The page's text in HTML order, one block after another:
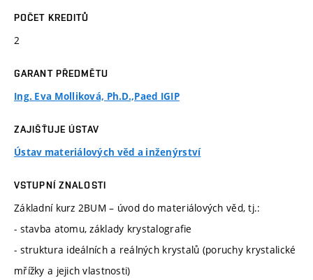
POČET KREDITŮ
2
GARANT PŘEDMĚTU
Ing. Eva Molliková, Ph.D.,Paed IGIP
ZAJIŠŤUJE ÚSTAV
Ústav materiálových věd a inženýrství
VSTUPNÍ ZNALOSTI
Základní kurz 2BUM – úvod do materiálových věd, tj.:
- stavba atomu, základy krystalografie
- struktura ideálních a reálných krystalů (poruchy krystalické
mřížky a jejich vlastnosti)